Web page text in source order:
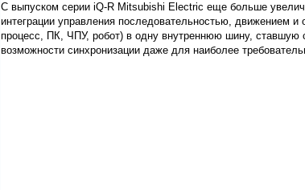
С выпуском серии iQ-R Mitsubishi Electric еще больше
интеграции управления последовательностью, движением и
процесс, ПК, ЧПУ, робот) в одну внутреннюю шину,
возможности синхронизации даже для наиболее